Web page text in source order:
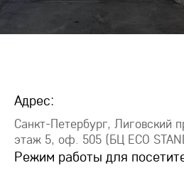
Адрес:
Санкт-Петербург, Лиговский
этаж 5, оф. 505 (БЦ ECO
Режим работы для